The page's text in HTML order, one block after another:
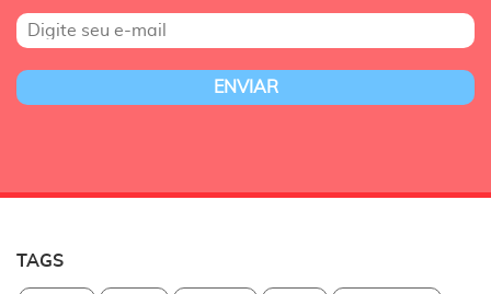
TAGS